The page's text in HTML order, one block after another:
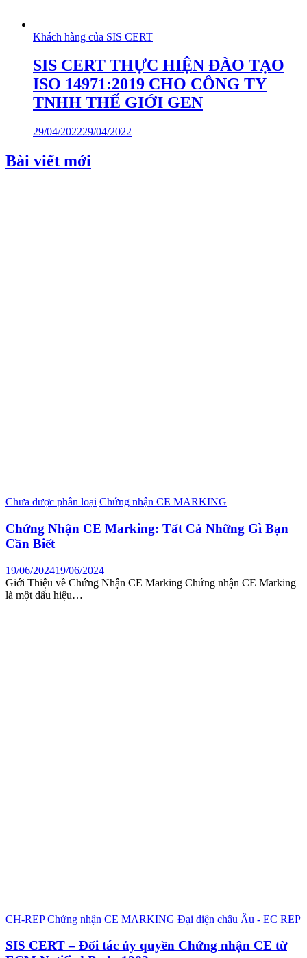
Khách hàng của SIS CERT
SIS CERT THỰC HIỆN ĐÀO TẠO
ISO 14971:2019 CHO CÔNG TY
TNHH THẾ GIỚI GEN
29/04/202229/04/2022
Bài viết mới
Chưa được phân loại Chứng nhận CE MARKING
Chứng Nhận CE Marking: Tất Cả Những Gì Bạn
Cần Biết
19/06/202419/06/2024
Giới Thiệu về Chứng Nhận CE Marking Chứng nhận CE Marking
là một dấu hiệu…
CH-REP Chứng nhận CE MARKING Đại diện châu Âu - EC REP
SIS CERT – Đối tác ủy quyền Chứng nhận CE từ